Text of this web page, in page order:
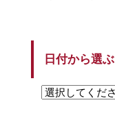
日付から選ぶ